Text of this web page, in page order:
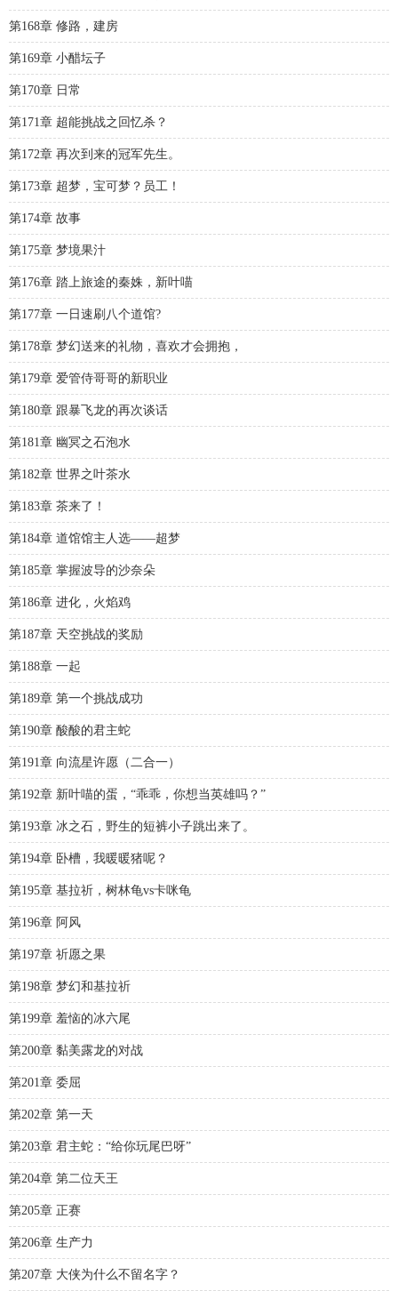
第168章 修路，建房
第169章 小醋坛子
第170章 日常
第171章 超能挑战之回忆杀？
第172章 再次到来的冠军先生。
第173章 超梦，宝可梦？员工！
第174章 故事
第175章 梦境果汁
第176章 踏上旅途的秦姝，新叶喵
第177章 一日速刷八个道馆?
第178章 梦幻送来的礼物，喜欢才会拥抱，
第179章 爱管侍哥哥的新职业
第180章 跟暴飞龙的再次谈话
第181章 幽冥之石泡水
第182章 世界之叶茶水
第183章 茶来了！
第184章 道馆馆主人选——超梦
第185章 掌握波导的沙奈朵
第186章 进化，火焰鸡
第187章 天空挑战的奖励
第188章 一起
第189章 第一个挑战成功
第190章 酸酸的君主蛇
第191章 向流星许愿（二合一）
第192章 新叶喵的蛋，“乖乖，你想当英雄吗？”
第193章 冰之石，野生的短裤小子跳出来了。
第194章 卧槽，我暖暖猪呢？
第195章 基拉祈，树林龟vs卡咪龟
第196章 阿风
第197章 祈愿之果
第198章 梦幻和基拉祈
第199章 羞恼的冰六尾
第200章 黏美露龙的对战
第201章 委屈
第202章 第一天
第203章 君主蛇：“给你玩尾巴呀”
第204章 第二位天王
第205章 正赛
第206章 生产力
第207章 大侠为什么不留名字？